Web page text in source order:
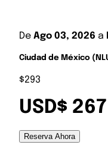
De Ago 03, 2026 a
Ciudad de México
$293
USD$ 267
Reserva Ahora